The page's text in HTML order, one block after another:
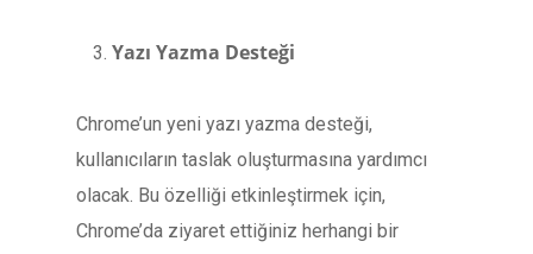
Yazı Yazma Desteği
Chrome’un yeni yazı yazma desteği,
kullanıcıların taslak oluşturmasına yardımcı
olacak. Bu özelliği etkinleştirmek için,
Chrome’da ziyaret ettiğiniz herhangi bir